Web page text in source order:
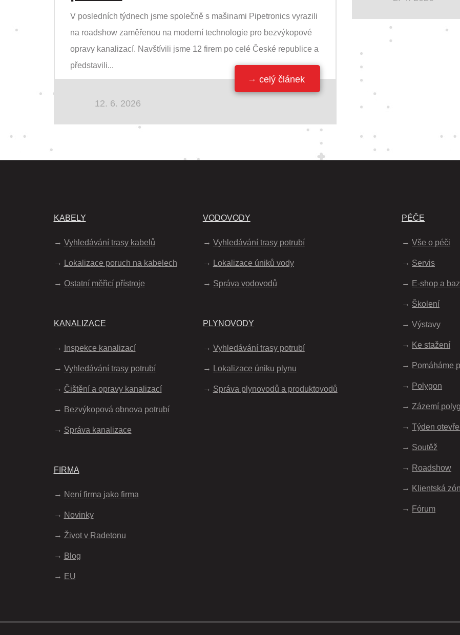
V posledních týdnech jsme společně s mašinami Pipetronics vyrazili
na roadshow zaměřenou na moderní technologie pro bezvýkopové
opravy kanalizací. Navštívili jsme 12 firem po celé České republice a
představili...
celý článek
12. 6. 2026
KABELY
Vyhledávání trasy kabelů
Lokalizace poruch na kabelech
Ostatní měřicí přístroje
KANALIZACE
Inspekce kanalizací
Vyhledávání trasy potrubí
Čištění a opravy kanalizací
Bezvýkopová obnova potrubí
Správa kanalizace
FIRMA
Není firma jako firma
Novinky
Život v Radetonu
Blog
EU
VODOVODY
Vyhledávání trasy potrubí
Lokalizace úniků vody
Správa vodovodů
PLYNOVODY
Vyhledávání trasy potrubí
Lokalizace úniku plynu
Správa plynovodů a produktovodů
PÉČE
Vše o péči
Servis
E-shop a
Školení
Výstavy
Ke stažení
Pomáháme
Polygon
Zázemí
Týden
Soutěž
Roadshow
Klientská
Fórum